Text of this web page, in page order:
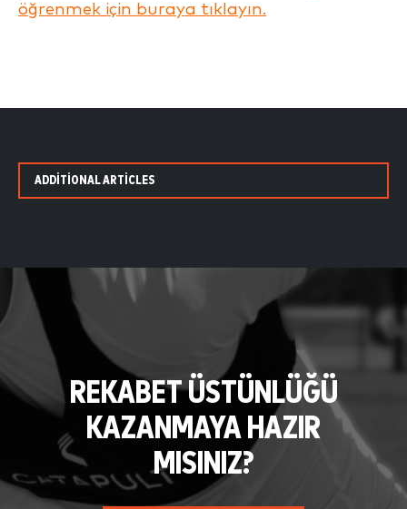
öğrenmek için buraya tıklayın.
ADDITIONAL ARTICLES
REKABET ÜSTÜNLÜĞÜ
KAZANMAYA HAZIR
MISINIZ?